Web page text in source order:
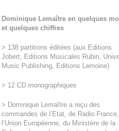
Dominique Lemaître en quelques
et quelques chiffres
> 138 partitions éditées (aux Editions
Jobert, Editions Musicales Rubin,
Music Publishing, Editions Lemoine)
> 12 CD monographiques
> Dominique Lemaître a reçu des
commandes de l’Etat, de Radio
l’Union Européenne, du Ministère de la